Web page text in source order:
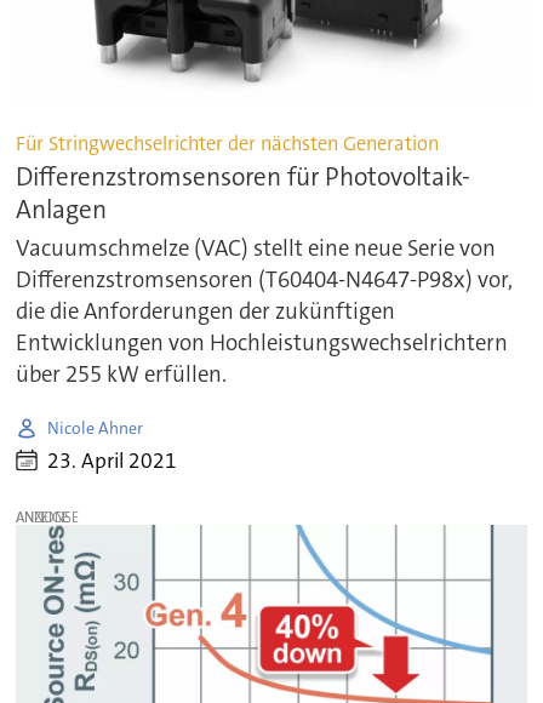
Für Stringwechselrichter der nächsten Generation
Differenzstromsensoren für Photovoltaik-
Anlagen
Vacuumschmelze (VAC) stellt eine neue Serie von
Differenzstromsensoren (T60404-N4647-P98x) vor,
die die Anforderungen der zukünftigen
Entwicklungen von Hochleistungswechselrichtern
über 255 kW erfüllen.
Nicole Ahner
23. April 2021
ANZEIGE